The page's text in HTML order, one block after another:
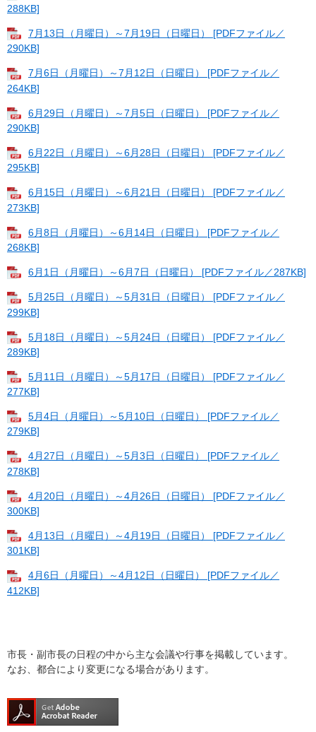
288KB]
7月13日（月曜日）～7月19日（日曜日） [PDFファイル／
290KB]
7月6日（月曜日）～7月12日（日曜日） [PDFファイル／
264KB]
6月29日（月曜日）～7月5日（日曜日） [PDFファイル／
290KB]
6月22日（月曜日）～6月28日（日曜日） [PDFファイル／
295KB]
6月15日（月曜日）～6月21日（日曜日） [PDFファイル／
273KB]
6月8日（月曜日）～6月14日（日曜日） [PDFファイル／
268KB]
6月1日（月曜日）～6月7日（日曜日） [PDFファイル／287KB]
5月25日（月曜日）～5月31日（日曜日） [PDFファイル／
299KB]
5月18日（月曜日）～5月24日（日曜日） [PDFファイル／
289KB]
5月11日（月曜日）～5月17日（日曜日） [PDFファイル／
277KB]
5月4日（月曜日）～5月10日（日曜日） [PDFファイル／
279KB]
4月27日（月曜日）～5月3日（日曜日） [PDFファイル／
278KB]
4月20日（月曜日）～4月26日（日曜日） [PDFファイル／
300KB]
4月13日（月曜日）～4月19日（日曜日） [PDFファイル／
301KB]
4月6日（月曜日）～4月12日（日曜日） [PDFファイル／
412KB]
市長・副市長の日程の中から主な会議や行事を掲載しています。
なお、都合により変更になる場合があります。